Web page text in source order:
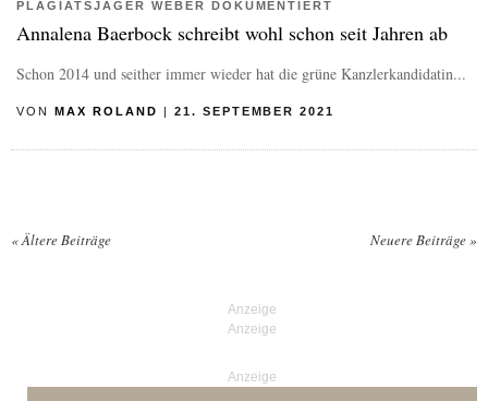
PLAGIATSJÄGER WEBER DOKUMENTIERT
Annalena Baerbock schreibt wohl schon seit Jahren ab
Schon 2014 und seither immer wieder hat die grüne Kanzlerkandidatin...
VON MAX ROLAND | 21. SEPTEMBER 2021
«Ältere Beiträge Neuere Beiträge»
Anzeige